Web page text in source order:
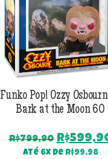
Funko Pop! Ozzy
Bark at the Moon 60
R$799,90 O
preço
R$
Até 6x de R$99,98